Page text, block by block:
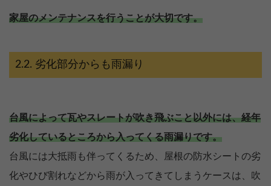
家屋のメンテナンスを行うことが大切です。
劣化部分からも雨漏り
台風によって瓦やスレートが吹き飛ぶこと以外には、経年
劣化しているところから入ってくる雨漏りです。
台風には大抵雨も伴ってくるため、屋根の防水シートの劣
化やひび割れなどから雨が入ってきてしまうケースは、吹